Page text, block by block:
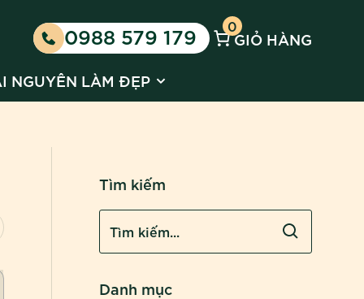
0988 579 179 GIỎ HÀNG
0
doanh cùng Huyền Phi
submenu for Tin tức
NGUYÊN LÀM ĐẸP Show submenu for Tài nguyên
Tìm kiếm
Danh mục